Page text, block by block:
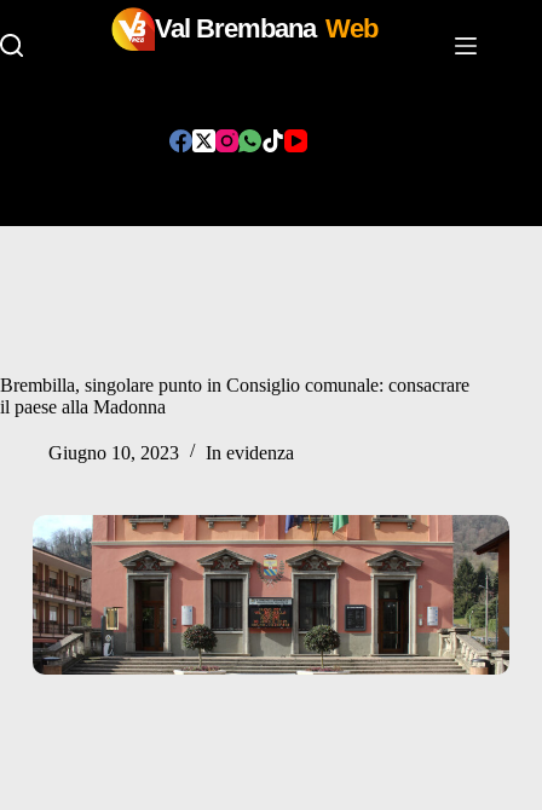
Val Brembana Web
Brembilla, singolare punto in Consiglio comunale: consacrare
il paese alla Madonna
Giugno 10, 2023 In evidenza